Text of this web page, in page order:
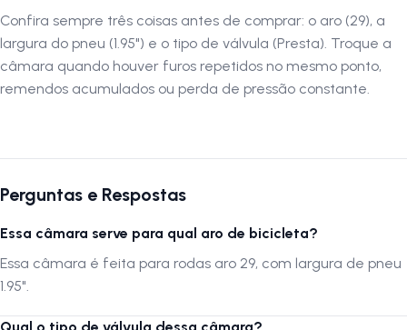
gradualmente, certificando-se de que a câmara está bem centralizada
e sem dobras. A LOJA NA PISTA não se responsabiliza por montagens
incorretas, instalações, subir escadas ou transporte por guinchos para
apartamentos. Verifique sempre as dimensões e a compatibilidade do
produto antes da compra. Siga-nos no Instagram: @lojanapista
Confira sempre três coisas antes de comprar: o aro (29), a
largura do pneu (1.95") e o tipo de válvula (Presta). Troque a
câmara quando houver furos repetidos no mesmo ponto,
remendos acumulados ou perda de pressão constante.
Perguntas e Respostas
Essa câmara serve para qual aro de bicicleta?
Essa câmara é feita para rodas aro 29, com largura de pneu
1.95".